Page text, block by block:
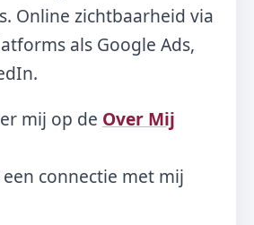
Online zichtbaarheid via
als Google Ads,
mij op de Over Mij
connectie met mij